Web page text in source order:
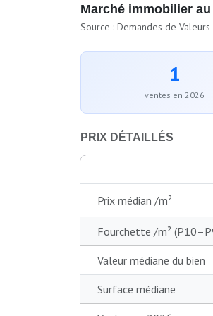
Marché immobilier
Source : Demandes de
1
ventes en 2026
PRIX DÉTAILLÉS
Prix médian /m²
Fourchette /m²
Valeur médiane du bien
Surface médiane